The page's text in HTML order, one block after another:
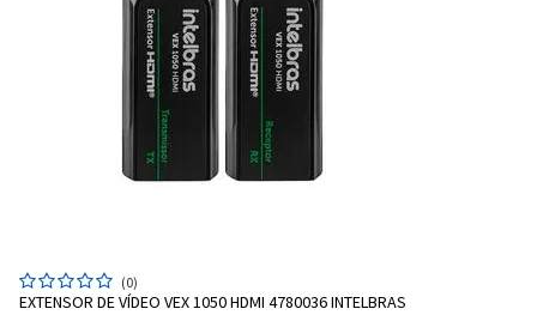
(0)
EXTENSOR DE VÍDEO VEX 1050 HDMI 4780036 INTELBRAS